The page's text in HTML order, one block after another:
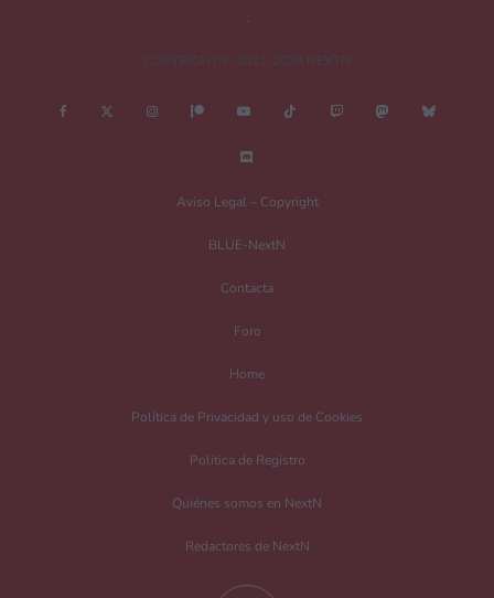
Guarda mi nombre, correo electrónico y web en este navegador para la
Recibir un correo electrónico con cada nueva entrada.
Aviso Legal – Copyright
BLUE-NextN
Contacta
Foro
Home
Política de Privacidad y uso de Cookies
Política de Registro
Quiénes somos en NextN
Redactores de NextN